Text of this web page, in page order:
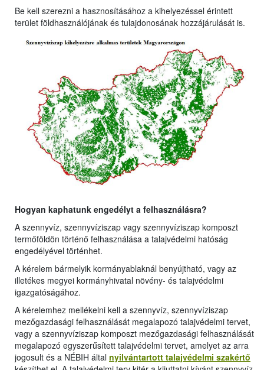
Be kell szerezni a hasznosításához a kihelyezéssel érintett
terület földhasználójának és tulajdonosának hozzájárulását is.
Hogyan kaphatunk engedélyt a felhasználásra?
A szennyvíz, szennyvíziszap vagy szennyvíziszap komposzt
termőföldön történő felhasználása a talajvédelmi hatóság
engedélyével történhet.
A kérelem bármelyik kormányablaknál benyújtható, vagy az
illetékes megyei kormányhivatal növény- és talajvédelmi
igazgatóságához.
A kérelemhez mellékelni kell a szennyvíz, szennyvíziszap
mezőgazdasági felhasználását megalapozó talajvédelmi tervet,
vagy a szennyvíziszap komposzt mezőgazdasági felhasználását
megalapozó egyszerűsített talajvédelmi tervet, amelyet az arra
jogosult és a NÉBIH által nyilvántartott talajvédelmi szakértő